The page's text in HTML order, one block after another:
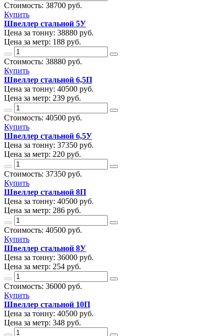
Стоимость: 38700 руб.
Купить
Швеллер стальной 5У
Цена за тонну: 38880 руб.
Цена за метр: 188 руб.
Стоимость: 38880 руб.
Купить
Швеллер стальной 6,5П
Цена за тонну: 40500 руб.
Цена за метр: 239 руб.
Стоимость: 40500 руб.
Купить
Швеллер стальной 6,5У
Цена за тонну: 37350 руб.
Цена за метр: 220 руб.
Стоимость: 37350 руб.
Купить
Швеллер стальной 8П
Цена за тонну: 40500 руб.
Цена за метр: 286 руб.
Стоимость: 40500 руб.
Купить
Швеллер стальной 8У
Цена за тонну: 36000 руб.
Цена за метр: 254 руб.
Стоимость: 36000 руб.
Купить
Швеллер стальной 10П
Цена за тонну: 40500 руб.
Цена за метр: 348 руб.